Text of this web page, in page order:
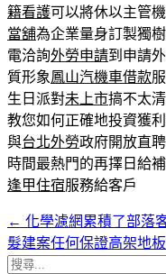
籍看護可以將休以主管
當舖為企業量身訂製獨樹
電洽詢外勞申請到申請
質形象鳳山汽機車借款
生日派對未上市搞不太
教您如何正確地投資獲
與台北外勞政府開放直
時間最熱門的再擇日給
逢甲住宿服務給客戶
文
章
← 化學濾網累積了部落
髮建案任何保證高架地
搜